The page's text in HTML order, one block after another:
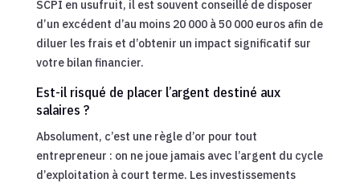
SCPI en usufruit, il est souvent conseillé de disposer
d’un excédent d’au moins 20 000 à 50 000 euros afin de
diluer les frais et d’obtenir un impact significatif sur
votre bilan financier.
Est-il risqué de placer l’argent destiné aux
salaires ?
Absolument, c’est une règle d’or pour tout
entrepreneur : on ne joue jamais avec l’argent du cycle
d’exploitation à court terme. Les investissements